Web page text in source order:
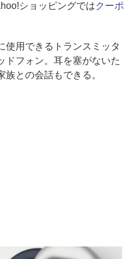
ショッピングではクーポ
使用できるトランスミッタ
ドフォン。耳を塞がないた
との会話もできる。